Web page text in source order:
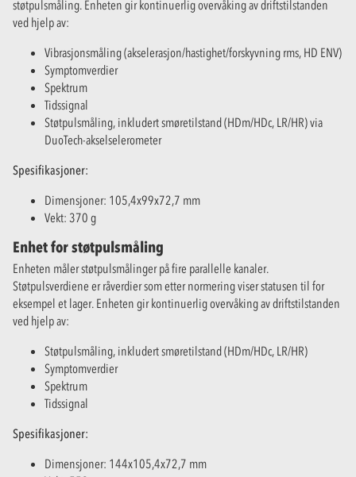
støtpulsmåling. Enheten gir kontinuerlig overvåking av driftstilstanden
ved hjelp av:
Vibrasjonsmåling (akselerasjon/hastighet/forskyvning rms, HD ENV)
Symptomverdier
Spektrum
Tidssignal
Støtpulsmåling, inkludert smøretilstand (HDm/HDc, LR/HR) via
DuoTech-akselselerometer
Spesifikasjoner:
Dimensjoner: 105,4x99x72,7 mm
Vekt: 370 g
Enhet for støtpulsmåling
Enheten måler støtpulsmålinger på fire parallelle kanaler.
Støtpulsverdiene er råverdier som etter normering viser statusen til for
eksempel et lager. Enheten gir kontinuerlig overvåking av driftstilstanden
ved hjelp av:
Støtpulsmåling, inkludert smøretilstand (HDm/HDc, LR/HR)
Symptomverdier
Spektrum
Tidssignal
Spesifikasjoner:
Dimensjoner: 144x105,4x72,7 mm